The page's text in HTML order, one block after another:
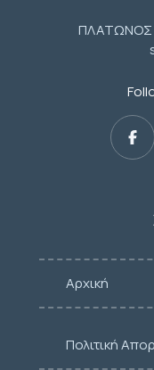
ΠΛΑΤΩΝΟΣ
Αρχική
Πολιτική